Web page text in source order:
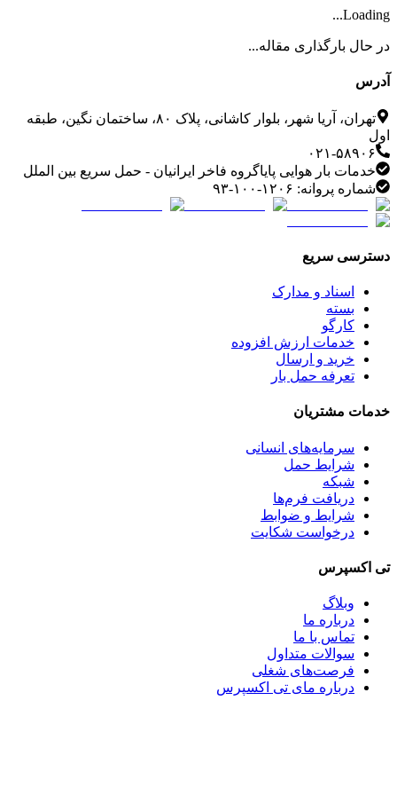
Loading...
در حال بارگذاری مقاله...
آدرس
تهران، آریا شهر، بلوار کاشانی، پلاک ۸۰، ساختمان نگین، طبقه
اول
۰۲۱-۵۸۹۰۶
خدمات بار هوایی پایاگروه فاخر ایرانیان - حمل سریع بین الملل
شماره پروانه: ۱۲۰۶-۱۰۰-۹۳
دسترسی سریع
اسناد و مدارک
بسته
کارگو
خدمات ارزش افزوده
خرید و ارسال
تعرفه حمل بار
خدمات مشتریان
سرمایه‌های انسانی
شرایط حمل
شبکه
دریافت فرم‌ها
شرایط و ضوابط
درخواست شکایت
تی اکسپرس
وبلاگ
درباره ما
تماس با ما
سوالات متداول
فرصت‌های شغلی
درباره مای تی اکسپرس